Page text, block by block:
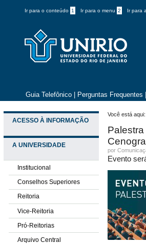
Ir para o conteúdo 1 Ir para o menu 2 Ir para
Guia Telefônico Perguntas Frequentes
ACESSO À INFORMAÇÃO
A UNIVERSIDADE
Institucional
Conselhos Superiores
Reitoria
Vice-Reitoria
Pró-Reitorias
Arquivo Central
Você está aqui:
por
Evento